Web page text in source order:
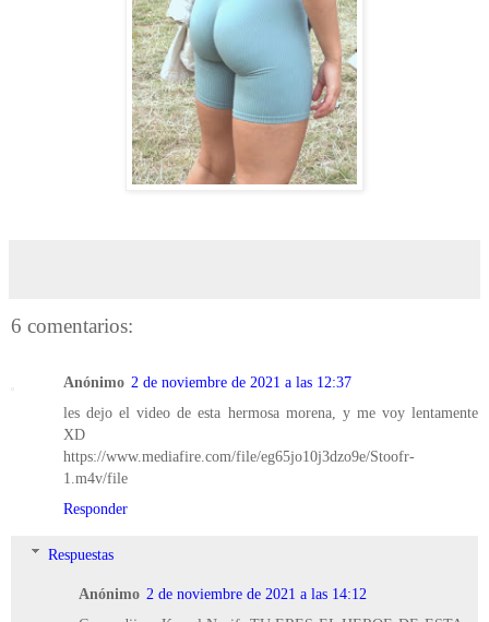
6 comentarios:
Anónimo 2 de noviembre de 2021 a las 12:37
les dejo el video de esta hermosa morena, y me voy lentamente
XD
https://www.mediafire.com/file/eg65jo10j3dzo9e/Stoofr-
1.m4v/file
Responder
Respuestas
Anónimo 2 de noviembre de 2021 a las 14:12